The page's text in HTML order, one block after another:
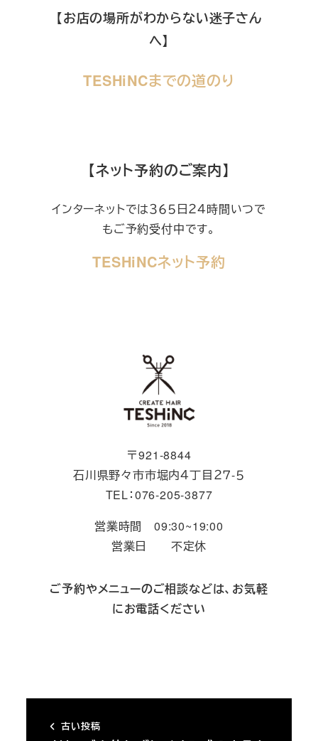
【お店の場所がわからない迷子さん
へ】
TESHiNCまでの道のり
【ネット予約のご案内】
インターネットでは３６５日２４時間いつで
もご予約受付中です。
TESHiNCネット予約
〒921-8844
石川県野々市市堀内４丁目２７-５
TEL：076-205-3877
営業時間 09:30~19:00
営業日 不定休
ご予約やメニューのご相談などは、お気軽
にお電話ください
古い投稿